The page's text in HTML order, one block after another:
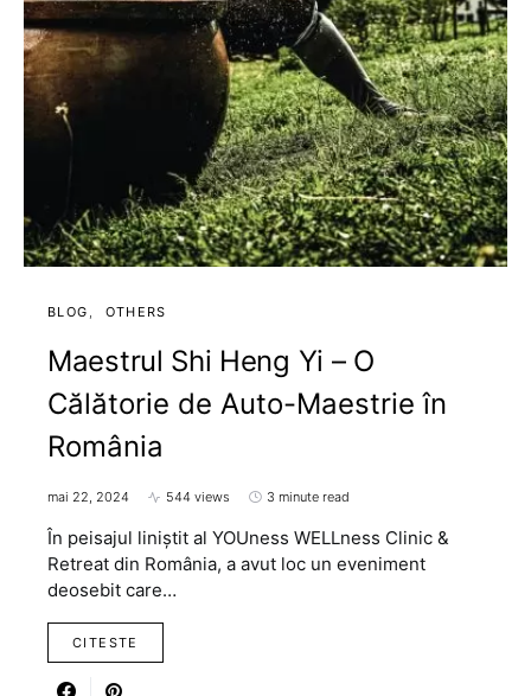
BLOG OTHERS
Maestrul Shi Heng Yi – O
Călătorie de Auto-Maestrie în
România
mai 22, 2024 544 views 3 minute read
În peisajul liniștit al YOUness WELLness Clinic &
Retreat din România, a avut loc un eveniment
deosebit care…
CITESTE